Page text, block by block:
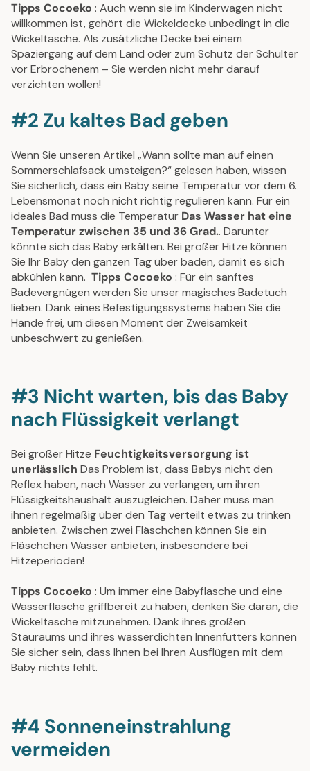
Tipps Cocoeko : Auch wenn sie im Kinderwagen nicht
willkommen ist, gehört die Wickeldecke unbedingt in die
Wickeltasche. Als zusätzliche Decke bei einem
Spaziergang auf dem Land oder zum Schutz der Schulter
vor Erbrochenem – Sie werden nicht mehr darauf
verzichten wollen!
#2 Zu kaltes Bad geben
Wenn Sie unseren Artikel „Wann sollte man auf einen
Sommerschlafsack umsteigen?“ gelesen haben, wissen
Sie sicherlich, dass ein Baby seine Temperatur vor dem 6.
Lebensmonat noch nicht richtig regulieren kann. Für ein
ideales Bad muss die Temperatur Das Wasser hat eine
Temperatur zwischen 35 und 36 Grad.. Darunter
könnte sich das Baby erkälten. Bei großer Hitze können
Sie Ihr Baby den ganzen Tag über baden, damit es sich
abkühlen kann. Tipps Cocoeko : Für ein sanftes
Badevergnügen werden Sie unser magisches Badetuch
lieben. Dank eines Befestigungssystems haben Sie die
Hände frei, um diesen Moment der Zweisamkeit
unbeschwert zu genießen.
#3 Nicht warten, bis das Baby
nach Flüssigkeit verlangt
Bei großer Hitze Feuchtigkeitsversorgung ist
unerlässlich Das Problem ist, dass Babys nicht den
Reflex haben, nach Wasser zu verlangen, um ihren
Flüssigkeitshaushalt auszugleichen. Daher muss man
ihnen regelmäßig über den Tag verteilt etwas zu trinken
anbieten. Zwischen zwei Fläschchen können Sie ein
Fläschchen Wasser anbieten, insbesondere bei
Hitzeperioden!
Tipps Cocoeko : Um immer eine Babyflasche und eine
Wasserflasche griffbereit zu haben, denken Sie daran, die
Wickeltasche mitzunehmen. Dank ihres großen
Stauraums und ihres wasserdichten Innenfutters können
Sie sicher sein, dass Ihnen bei Ihren Ausflügen mit dem
Baby nichts fehlt.
#4 Sonneneinstrahlung
vermeiden